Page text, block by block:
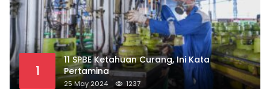
1
11 SPBE Ketahuan Curang, Ini Kata
Pertamina
25 May 2024 1237